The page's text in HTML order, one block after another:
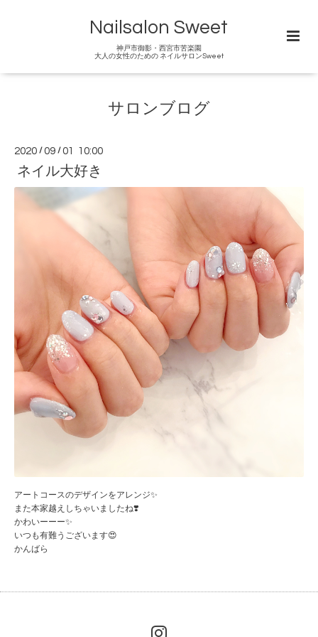
Nailsalon Sweet
神戸市御影・西宮市苦楽園
大人の女性のための ネイルサロンSweet
サロンブログ
2020 /09 /01 10:00
ネイル大好き
アートコースのデザインをアレンジ✨
また本家越えしちゃいましたね❣️
かわいーーー✨
いつも有難うございます😍
かんばら